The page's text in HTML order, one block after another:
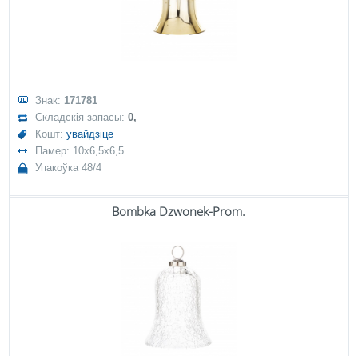
Знак: 171781
Складскія запасы:0,
Кошт:увайдзіце
Памер: 10x6,5x6,5
Упакоўка 48/4
Bombka Dzwonek-Prom.